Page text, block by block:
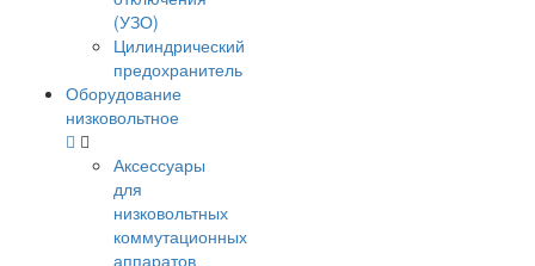
(УЗО)
Цилиндрический
предохранитель
Оборудование
низковольтное
Аксессуары
для
низковольтных
коммутационных
аппаратов